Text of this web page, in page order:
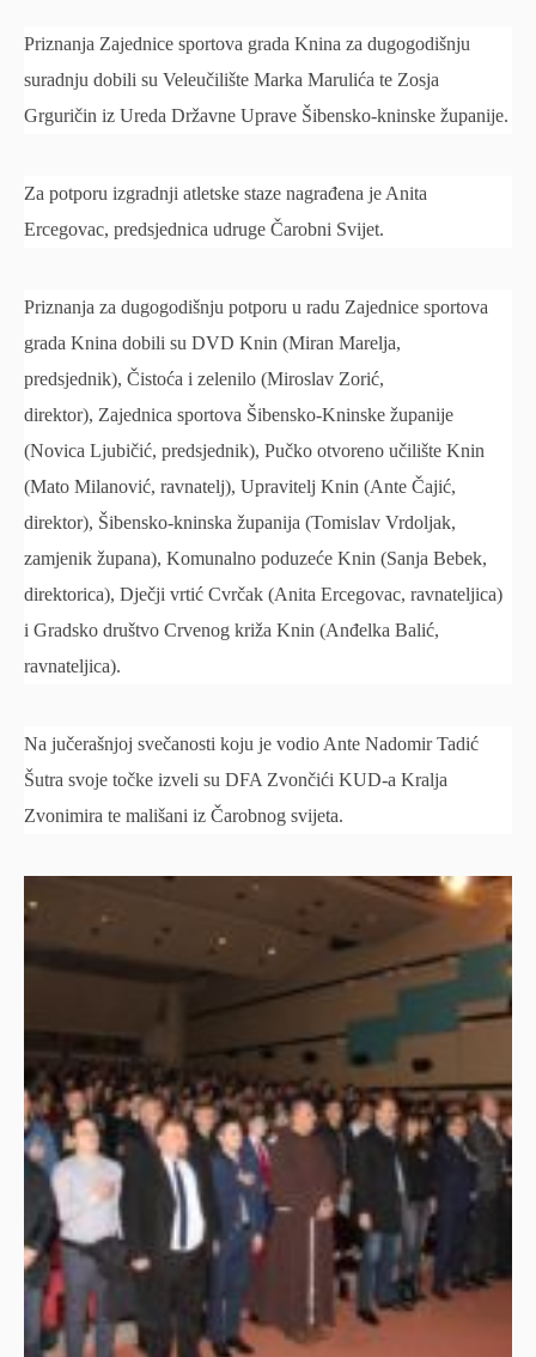
Priznanja Zajednice sportova grada Knina za dugogodišnju
suradnju dobili su Veleučilište Marka Marulića te Zosja
Grguričin iz Ureda Državne Uprave Šibensko-kninske županije.
Za potporu izgradnji atletske staze nagrađena je Anita
Ercegovac, predsjednica udruge Čarobni Svijet.
Priznanja za dugogodišnju potporu u radu Zajednice sportova
grada Knina dobili su DVD Knin (Miran Marelja,
predsjednik), Čistoća i zelenilo (Miroslav Zorić,
direktor), Zajednica sportova Šibensko-Kninske županije
(Novica Ljubičić, predsjednik), Pučko otvoreno učilište Knin
(Mato Milanović, ravnatelj), Upravitelj Knin (Ante Čajić,
direktor), Šibensko-kninska županija (Tomislav Vrdoljak,
zamjenik župana), Komunalno poduzeće Knin (Sanja Bebek,
direktorica), Dječji vrtić Cvrčak (Anita Ercegovac, ravnateljica)
i Gradsko društvo Crvenog križa Knin (Anđelka Balić,
ravnateljica).
Na jučerašnjoj svečanosti koju je vodio Ante Nadomir Tadić
Šutra svoje točke izveli su DFA Zvončići KUD-a Kralja
Zvonimira te mališani iz Čarobnog svijeta.